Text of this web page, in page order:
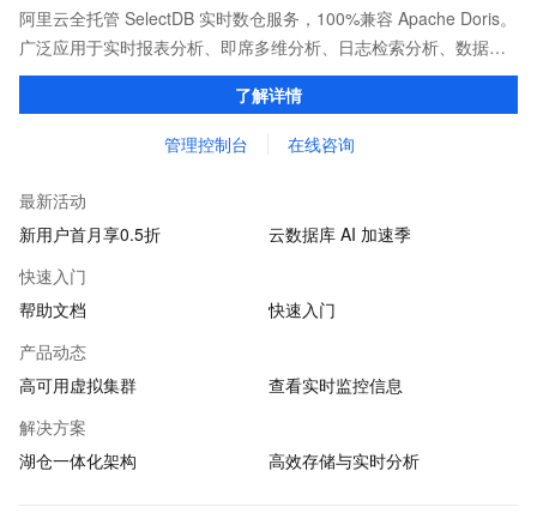
阿里云全托管 SelectDB 实时数仓服务，100%兼容 Apache Doris。
广泛应用于实时报表分析、即席多维分析、日志检索分析、数据联
邦与查询加速等场景，为客户提供极致性能、简单易用的数据分析
了解详情
管理控制台 在线咨询
最新活动
新用户首月享0.5折
云数据库 AI 加速季
快速入门
帮助文档
快速入门
产品动态
高可用虚拟集群
查看实时监控信息
解决方案
湖仓一体化架构
高效存储与实时分析